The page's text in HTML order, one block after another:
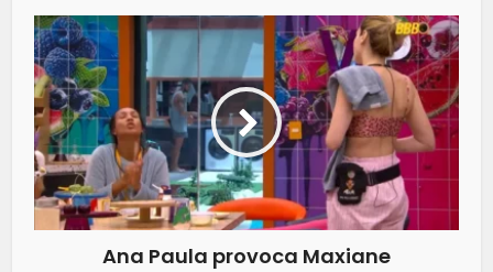
Ana Paula provoca Maxiane